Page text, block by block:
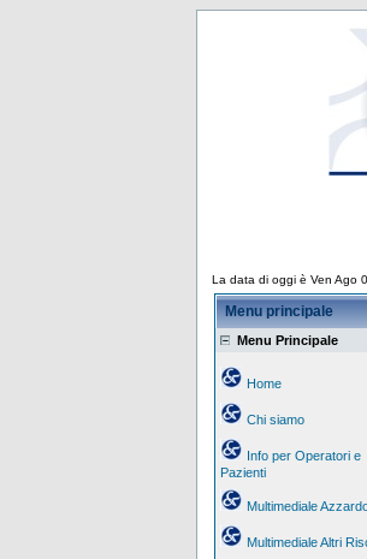
La data di oggi è Ven Ago
Menu principale
Menu Principale
Home
Chi siamo
Info per Operatori e
Pazienti
Multimediale
Multimediale Altri